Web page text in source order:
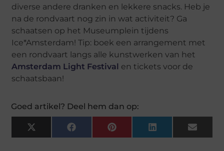
diverse andere dranken en lekkere snacks. Heb je
na de rondvaart nog zin in wat activiteit? Ga
schaatsen op het Museumplein tijdens
Ice*Amsterdam! Tip: boek een arrangement met
een rondvaart langs alle kunstwerken van het
Amsterdam Light Festival en tickets voor de
schaatsbaan!
Goed artikel? Deel hem dan op:
X
(Twitter)
Facebook Pinterest LinkedIn Email